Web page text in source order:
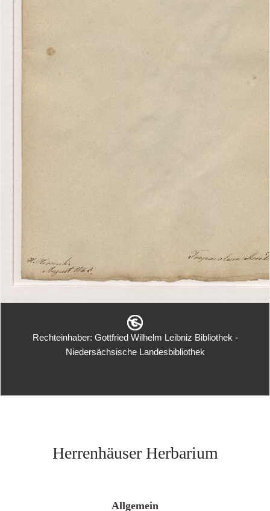
Rechteinhaber: Gottfried Wilhelm Leibniz Bibliothek -
Niedersächsische Landesbibliothek
Herrenhäuser Herbarium
Allgemein